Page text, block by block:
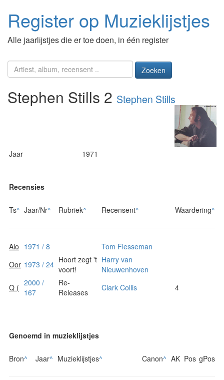
Register op Muzieklijstjes
Alle jaarlijstjes die er toe doen, in één register
Zoeken
Stephen Stills 2 Stephen Stills
Jaar 1971
Recensies
Ts^ Jaar/Nr^ Rubriek^ Recensent^ Waardering^
Alo 1971 / 8
Tom Flesseman
Oor 1973 / 24 Hoort zegt 't
voort!
Harry van
Nieuwenhoven
Q ( 2000 /
167
Re-
Releases
Clark Collis 4
Genoemd in muzieklijstjes
Bron^ Jaar^ Muzieklijstjes^ Canon^ AK Pos gPos